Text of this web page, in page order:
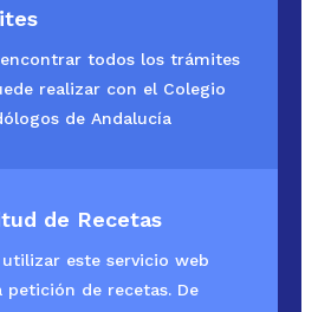
todos los trámites
realizar con el Colegio
de Andalucía
de Recetas
utilizar este servicio web
petición de recetas. De